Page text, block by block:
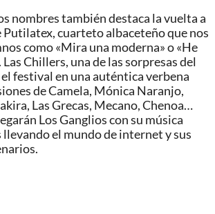
nombres también destaca la vuelta a
Putilatex, cuarteto albaceteño que nos
como «Mira una moderna» o «He
Chillers, una de las sorpresas del
festival en una auténtica verbena
de Camela, Mónica Naranjo,
Las Grecas, Mecano, Chenoa…
Los Ganglios con su música
llevando el mundo de internet y sus